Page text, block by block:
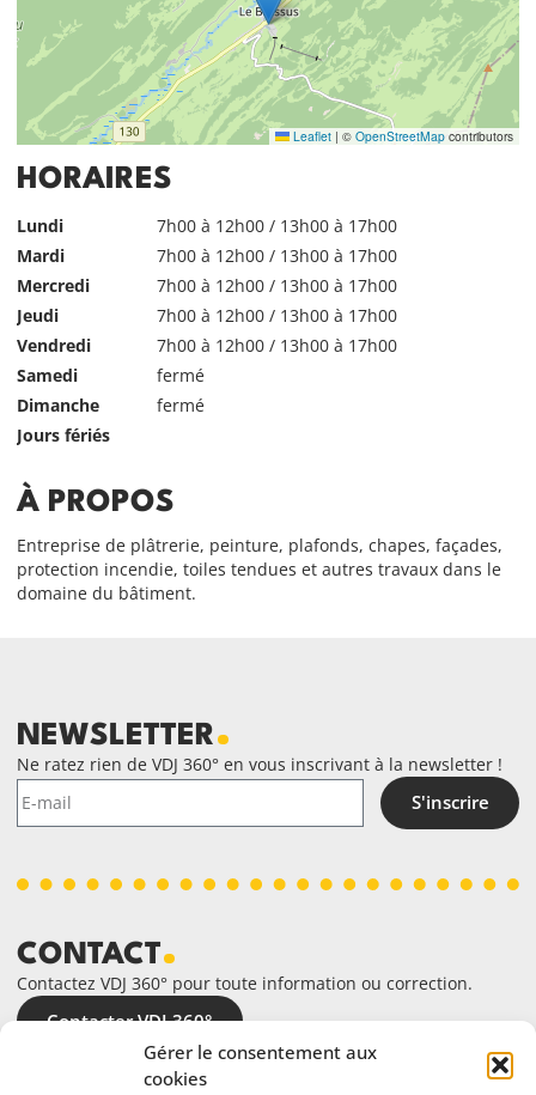
Gérer le consentement aux
cookies
Leaflet | ©OpenStreetMap contributors
HORAIRES
Lundi
7h00 à 12h00 / 13h00 à 17h00
Mardi
7h00 à 12h00 / 13h00 à 17h00
Mercredi
7h00 à 12h00 / 13h00 à 17h00
Jeudi
7h00 à 12h00 / 13h00 à 17h00
Vendredi
7h00 à 12h00 / 13h00 à 17h00
Samedi
fermé
Dimanche
fermé
Jours fériés
À PROPOS
Entreprise de plâtrerie, peinture, plafonds, chapes, façades,
protection incendie, toiles tendues et autres travaux dans le
domaine du bâtiment.
NEWSLETTER
Ne ratez rien de VDJ 360° en vous inscrivant à la newsletter !
S'inscrire
CONTACT
Contactez VDJ 360° pour toute information ou correction.
Contacter VDJ 360°